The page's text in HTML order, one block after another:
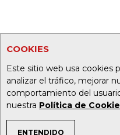
COOKIES
Este sitio web usa cookies
analizar el tráfico, mejorar
comportamiento del
nuestra Política de
ENTENDIDO